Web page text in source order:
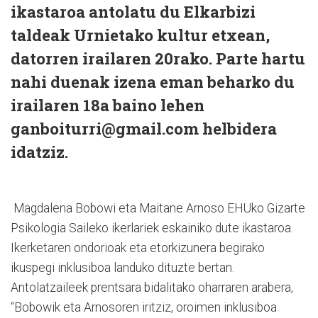
ikastaroa antolatu du Elkarbizi
taldeak Urnietako kultur etxean,
datorren irailaren 20rako. Parte hartu
nahi duenak izena eman beharko du
irailaren 18a baino lehen
ganboiturri@gmail.com helbidera
idatziz.
Magdalena Bobowi eta Maitane Arnoso EHUko Gizarte
Psikologia Saileko ikerlariek eskainiko dute ikastaroa.
Ikerketaren ondorioak eta etorkizunera begirako
ikuspegi inklusiboa landuko dituzte bertan.
Antolatzaileek prentsara bidalitako oharraren arabera,
“Bobowik eta Arnosoren iritziz, oroimen inklusiboa